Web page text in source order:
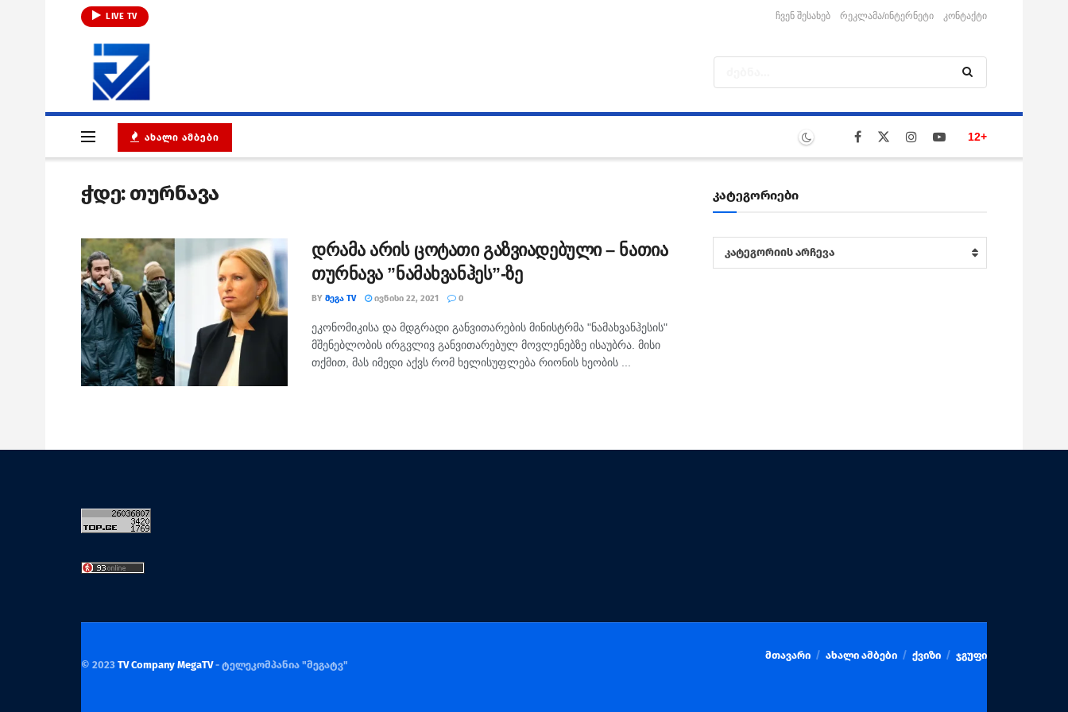
LIVE TV ჩვენ შესახებ რეკლამა/ინტერნეტი კონტაქტი
ᲐᲮᲐᲚᲘ ᲐᲛᲑᲔᲑᲘ 12+
ჭდე:თურნავა
დრამა არის ცოტათი გაზვიადებული – ნათია
თურნავა ”ნამახვანჰეს”-ზე
BY ᲛᲔᲒᲐ TV ᲘᲕᲜᲘᲡᲘ 22, 2021 0
ეკონომიკისა და მდგრადი განვითარების მინისტრმა "ნამახვანჰესის"
მშენებლობის ირგვლივ განვითარებულ მოვლენებზე ისაუბრა. მისი
თქმით, მას იმედი აქვს რომ ხელისუფლება რიონის ხეობის ...
კატეგორიები
კატეგორიები
კატეგორიის არჩევა
მთავარი ახალი ამბები ქვიზი
ჯგუფი
© 2023 TV Company MegaTV- ტელეკომპანია "მეგატვ"